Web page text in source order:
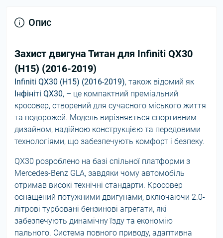
Опис
Захист двигуна Титан для Infiniti QX30
(H15) (2016-2019)
Infiniti QX30 (H15) (2016-2019), також відомий як
Інфініті QX30, – це компактний преміальний
кросовер, створений для сучасного міського життя
та подорожей. Модель вирізняється спортивним
дизайном, надійною конструкцією та передовими
технологіями, що забезпечують комфорт і безпеку.
QX30 розроблено на базі спільної платформи з
Mercedes-Benz GLA, завдяки чому автомобіль
отримав високі технічні стандарти. Кросовер
оснащений потужними двигунами, включаючи 2.0-
літрові турбовані бензинові агрегати, які
забезпечують динамічну їзду та економію
пального. Система повного приводу, адаптивна